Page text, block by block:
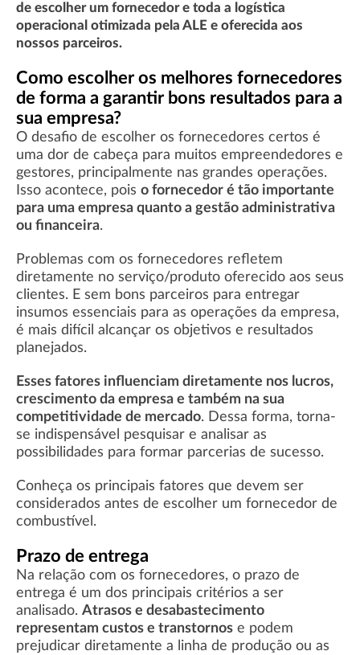
de escolher um fornecedor e toda a logística
operacional otimizada pela ALE e oferecida aos
nossos parceiros.
Como escolher os melhores fornecedores
de forma a garantir bons resultados para a
sua empresa?
O desafio de escolher os fornecedores certos é
uma dor de cabeça para muitos empreendedores e
gestores, principalmente nas grandes operações.
Isso acontece, pois o fornecedor é tão importante
para uma empresa quanto a gestão administrativa
ou financeira.
Problemas com os fornecedores refletem
diretamente no serviço/produto oferecido aos seus
clientes. E sem bons parceiros para entregar
insumos essenciais para as operações da empresa,
é mais difícil alcançar os objetivos e resultados
planejados.
Esses fatores influenciam diretamente nos lucros,
crescimento da empresa e também na sua
competitividade de mercado. Dessa forma, torna-
se indispensável pesquisar e analisar as
possibilidades para formar parcerias de sucesso.
Conheça os principais fatores que devem ser
considerados antes de escolher um fornecedor de
combustível.
Prazo de entrega
Na relação com os fornecedores, o prazo de
entrega é um dos principais critérios a ser
analisado. Atrasos e desabastecimento
representam custos e transtornos e podem
prejudicar diretamente a linha de produção ou as